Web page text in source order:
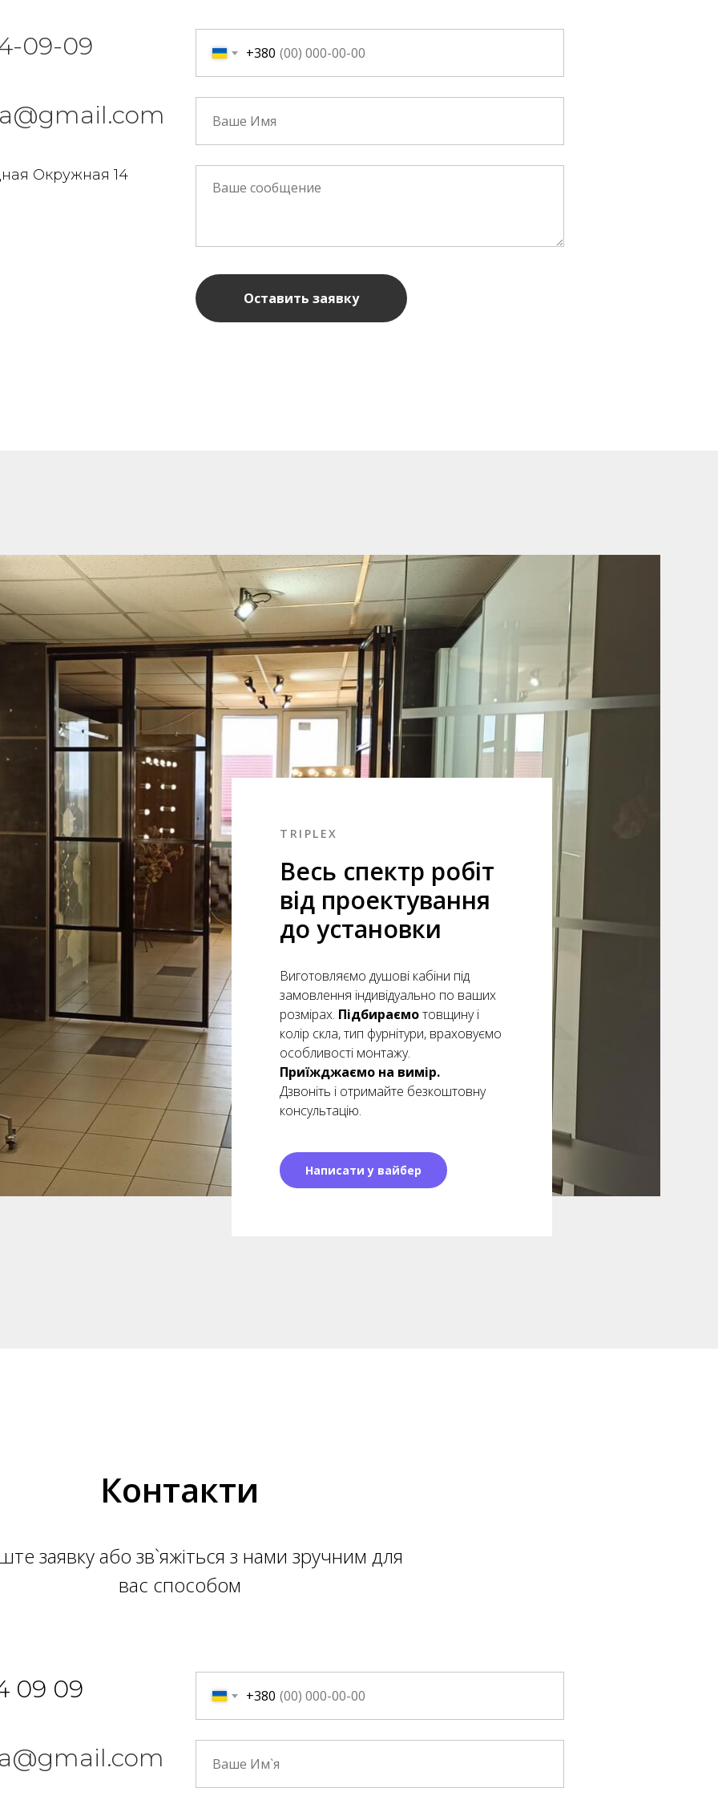
09-09
Окружная 14
+380
Оставить заявку
TRIPLEX
Весь спектр робіт
від проектування
до установки
Виготовляємо душові кабіни під
замовлення індивідуально по ваших
розмірах. Підбираємотовщину і
колір скла, тип фурнітури, враховуємо
особливості монтажу.
Приїжджаємо на вимір.
Дзвоніть і отримайте безкоштовну
консультацію.
Написати у вайбер
Контакти
заявку або зв`яжіться з нами зручним для
вас способом
09 09 +380